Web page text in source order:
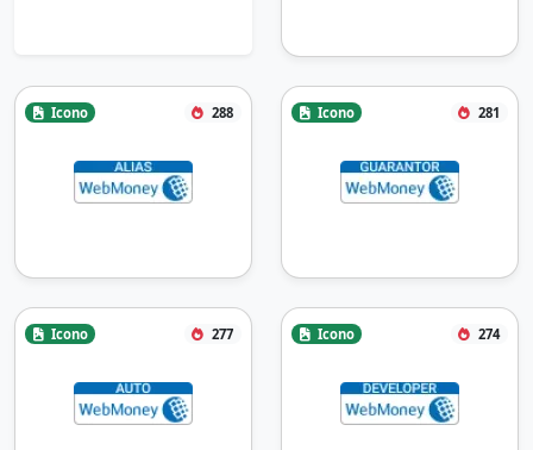
Icono 288 Icono 281
Icono 277 Icono 274